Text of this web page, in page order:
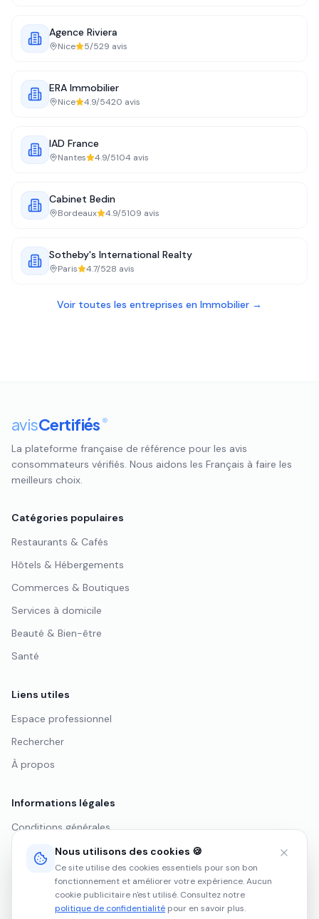
Agence Riviera
Nice 5/529 avis
ERA Immobilier
Nice 4.9/5420 avis
IAD France
Nantes 4.9/5104 avis
Cabinet Bedin
Bordeaux 4.9/5109 avis
Sotheby's International Realty
Paris 4.7/528 avis
Voir toutes les entreprises en Immobilier →
avisCertifiés ®
La plateforme française de référence pour les avis
consommateurs vérifiés. Nous aidons les Français à faire les
meilleurs choix.
Catégories populaires
Restaurants & Cafés
Hôtels & Hébergements
Commerces & Boutiques
Services à domicile
Beauté & Bien-être
Santé
Liens utiles
Espace professionnel
Rechercher
À propos
Informations légales
Conditions générales
Politique de confidentialité
Mentions légales
Nous utilisons des cookies 🍪
Ce site utilise des cookies essentiels pour son bon
fonctionnement et améliorer votre expérience. Aucun
cookie publicitaire n'est utilisé. Consultez notre
politique de confidentialité pour en savoir plus.